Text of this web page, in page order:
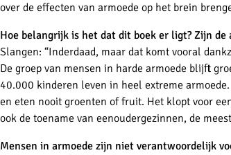
over de effecten van armoede op het brein
Hoe belangrijk is het dat dit boek er ligt? Zijn de
Slangen: “Inderdaad, maar dat komt vooral
De groep van mensen in harde armoede blijft
40.000 kinderen leven in heel extreme
en eten nooit groenten of fruit. Het klopt voor
ook de toename van eenoudergezinnen, de
Mensen in armoede zijn niet verantwoordelijk